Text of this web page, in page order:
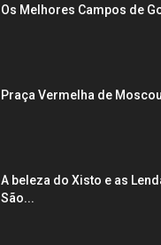
Os Melhores Campos de
Praça Vermelha de Moscou
A beleza do Xisto e as
São...